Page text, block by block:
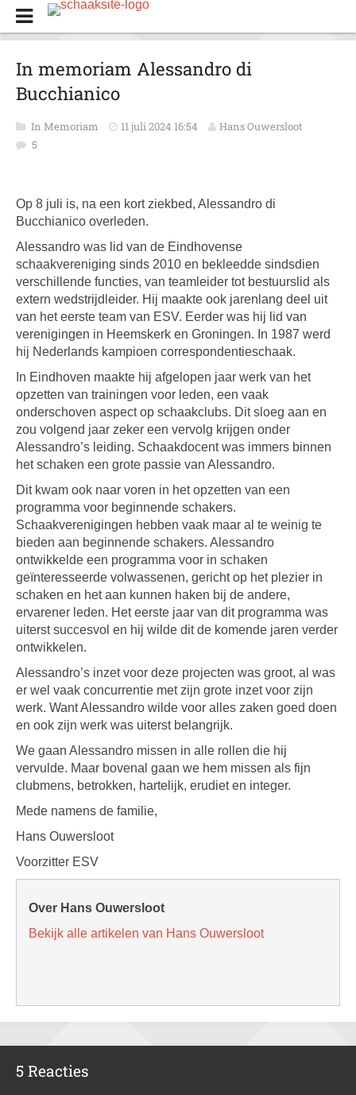
In memoriam Alessandro di
Bucchianico
In Memoriam 11 juli 2024 16:54
Hans Ouwersloot
5
Op 8 juli is, na een kort ziekbed, Alessandro di
Bucchianico overleden.
Alessandro was lid van de Eindhovense
schaakvereniging sinds 2010 en bekleedde sindsdien
verschillende functies, van teamleider tot bestuurslid als
extern wedstrijdleider. Hij maakte ook jarenlang deel uit
van het eerste team van ESV. Eerder was hij lid van
verenigingen in Heemskerk en Groningen. In 1987 werd
hij Nederlands kampioen correspondentieschaak.
In Eindhoven maakte hij afgelopen jaar werk van het
opzetten van trainingen voor leden, een vaak
onderschoven aspect op schaakclubs. Dit sloeg aan en
zou volgend jaar zeker een vervolg krijgen onder
Alessandro’s leiding. Schaakdocent was immers binnen
het schaken een grote passie van Alessandro.
Dit kwam ook naar voren in het opzetten van een
programma voor beginnende schakers.
Schaakverenigingen hebben vaak maar al te weinig te
bieden aan beginnende schakers. Alessandro
ontwikkelde een programma voor in schaken
geïnteresseerde volwassenen, gericht op het plezier in
schaken en het aan kunnen haken bij de andere,
ervarener leden. Het eerste jaar van dit programma was
uiterst succesvol en hij wilde dit de komende jaren verder
ontwikkelen.
Alessandro’s inzet voor deze projecten was groot, al was
er wel vaak concurrentie met zijn grote inzet voor zijn
werk. Want Alessandro wilde voor alles zaken goed doen
en ook zijn werk was uiterst belangrijk.
We gaan Alessandro missen in alle rollen die hij
vervulde. Maar bovenal gaan we hem missen als fijn
clubmens, betrokken, hartelijk, erudiet en integer.
Mede namens de familie,
Hans Ouwersloot
Voorzitter ESV
Over Hans Ouwersloot
Bekijk alle artikelen van Hans Ouwersloot
5 Reacties